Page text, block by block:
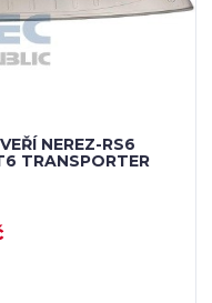
NEREZ-RS6
TRANSPORTER